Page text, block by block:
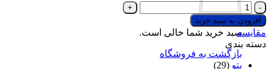
سبد خرید شما خالی است.
بازگشت به فروشگاه
پرده
پانچی
چاپی
کد
A745
افزودن به سبد خرید
مقایسه
دسته بندی
پتو (29)